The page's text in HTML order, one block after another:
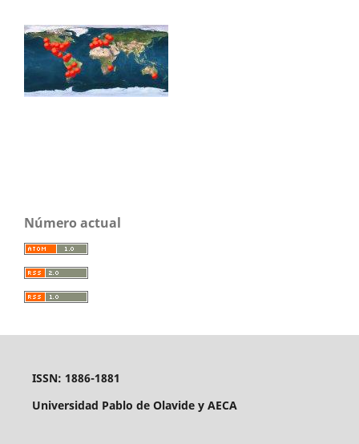
Número actual
ISSN: 1886-1881
Universidad Pablo de Olavide y AECA